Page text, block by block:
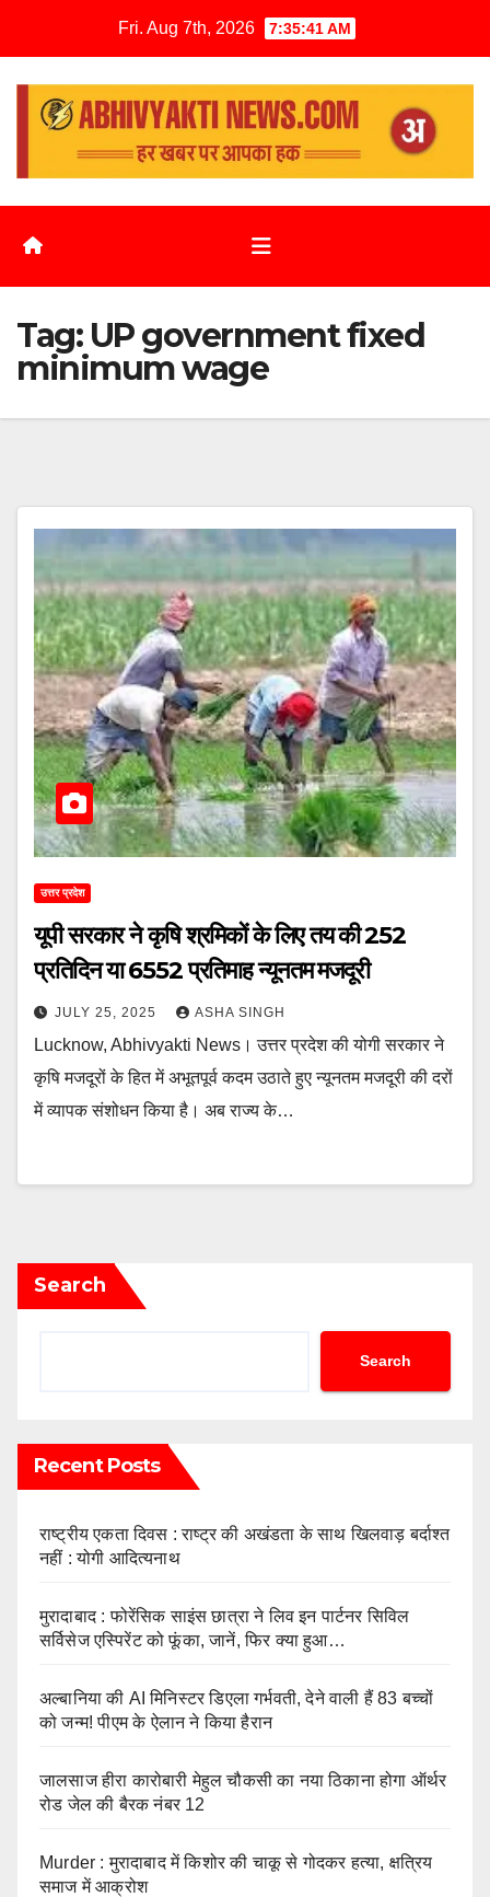
Fri. Aug 7th, 2026 7:35:41 AM
Tag: UP government fixed
minimum wage
उत्तर प्रदेश
यूपी सरकार ने कृषि श्रमिकों के लिए तय की ₹252
प्रतिदिन या ₹6552 प्रतिमाह न्यूनतम मजदूरी
JULY 25, 2025 ASHA SINGH
Lucknow, Abhivyakti News। उत्तर प्रदेश की योगी सरकार ने
कृषि मजदूरों के हित में अभूतपूर्व कदम उठाते हुए न्यूनतम मजदूरी की दरों
में व्यापक संशोधन किया है। अब राज्य के…
Search
Search
Recent Posts
राष्ट्रीय एकता दिवस : राष्ट्र की अखंडता के साथ खिलवाड़ बर्दाश्त
नहीं : योगी आदित्यनाथ
मुरादाबाद : फोरेंसिक साइंस छात्रा ने लिव इन पार्टनर सिविल
सर्विसेज एस्पिरेंट को फूंका, जानें, फिर क्या हुआ…
अल्बानिया की AI मिनिस्‍टर डिएला गर्भवती, देने वाली हैं 83 बच्चों
को जन्‍म! पीएम के ऐलान ने किया हैरान
जालसाज हीरा कारोबारी मेहुल चौकसी का नया ठिकाना होगा ऑर्थर
रोड जेल की बैरक नंबर 12
Murder : मुरादाबाद में किशोर की चाकू से गोदकर हत्या, क्षत्रिय
समाज में आक्रोश